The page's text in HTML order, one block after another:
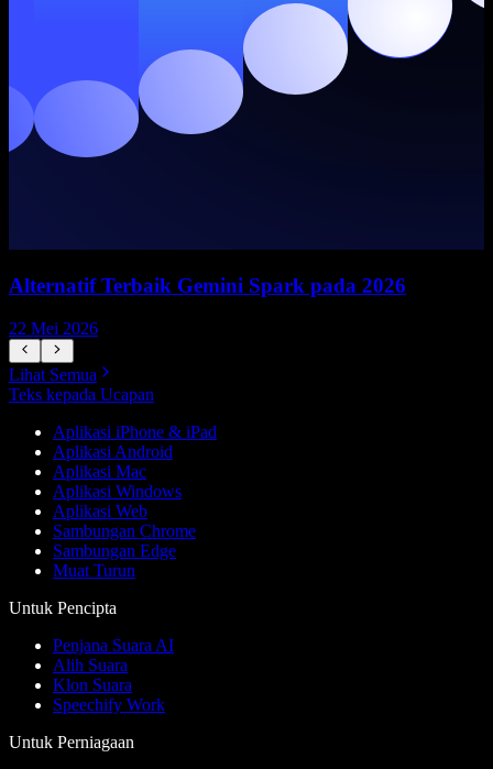
Alternatif Terbaik Gemini Spark pada 2026
22 Mei 2026
Lihat Semua
Teks kepada Ucapan
Aplikasi iPhone & iPad
Aplikasi Android
Aplikasi Mac
Aplikasi Windows
Aplikasi Web
Sambungan Chrome
Sambungan Edge
Muat Turun
Untuk Pencipta
Penjana Suara AI
Alih Suara
Klon Suara
Speechify Work
Untuk Perniagaan